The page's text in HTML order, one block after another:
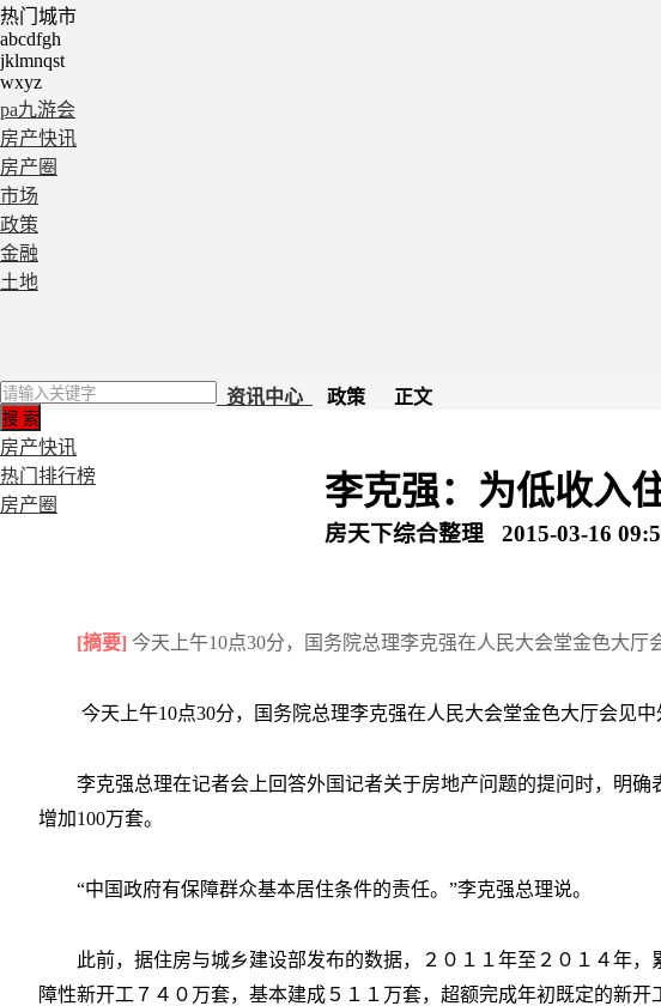
热门城市
abcdfgh
jklmnqst
wxyz
pa九游会
房产快讯
房产圈
市场
政策
金融
土地
房产快讯
热门排行榜
房产圈
资讯中心 政策 正文
李克强：为低收入
房天下综合整理 2015-03-16
[摘要] 今天上午10点30分，国务院总理李克强在人民大会堂金色大厅
今天上午10点30分，国务院总理李克强在人民大会堂金色大厅会见中
李克强总理在记者会上回答外国记者关于房地产问题的提问时，明
增加100万套。
“中国政府有保障群众基本居住条件的责任。”李克强总理说。
此前，据住房与城乡建设部发布的数据，２０１１年至２０１４年
障性新开工７４０万套，基本建成５１１万套，超额完成年初既定的新